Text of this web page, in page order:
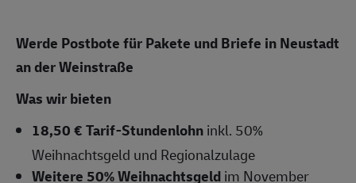
Werde Postbote für Pakete und Briefe in Neustadt
an der Weinstraße
Was wir bieten
18,50 € Tarif-Stundenlohninkl. 50%
Weihnachtsgeld und Regionalzulage
Weitere 50% Weihnachtsgeldim November